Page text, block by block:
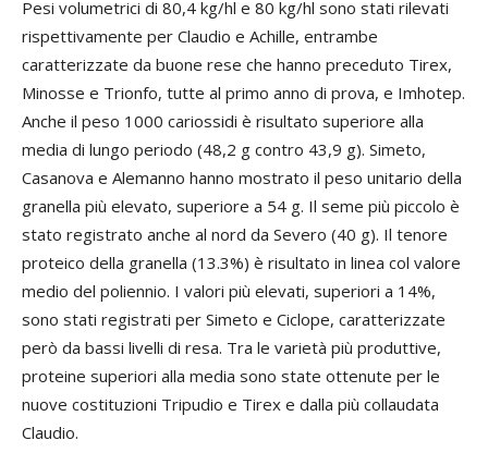
Pesi volumetrici di 80,4 kg/hl e 80 kg/hl sono stati rilevati
rispettivamente per Claudio e Achille, entrambe
caratterizzate da buone rese che hanno preceduto Tirex,
Minosse e Trionfo, tutte al primo anno di prova, e Imhotep.
Anche il peso 1000 cariossidi è risultato superiore alla
media di lungo periodo (48,2 g contro 43,9 g). Simeto,
Casanova e Alemanno hanno mostrato il peso unitario della
granella più elevato, superiore a 54 g. Il seme più piccolo è
stato registrato anche al nord da Severo (40 g). Il tenore
proteico della granella (13.3%) è risultato in linea col valore
medio del poliennio. I valori più elevati, superiori a 14%,
sono stati registrati per Simeto e Ciclope, caratterizzate
però da bassi livelli di resa. Tra le varietà più produttive,
proteine superiori alla media sono state ottenute per le
nuove costituzioni Tripudio e Tirex e dalla più collaudata
Claudio.